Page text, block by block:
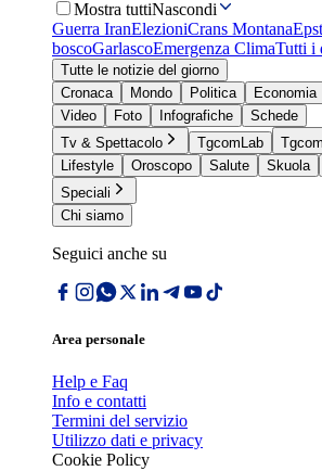
Mostra tuttiNascondi
Guerra IranElezioniCrans Montana
boscoGarlascoEmergenza ClimaTutti i
Tutte le notizie del giorno
Cronaca
Mondo Politica Economia
Video
Foto Infografiche
Schede
Tv & Spettacolo
TgcomLab
Lifestyle
Oroscopo Salute Skuola
Speciali
Chi siamo
Seguici anche su
Area personale
Help e Faq
Info e contatti
Termini del servizio
Utilizzo dati e privacy
Cookie Policy